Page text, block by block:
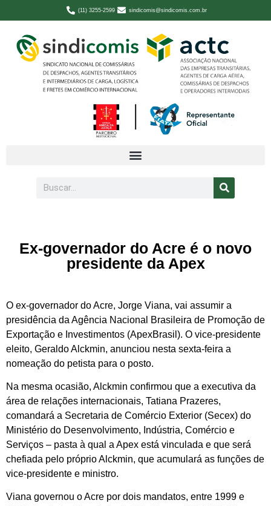
(11) 3255-2599 sindicomis@sindicomis.com.br
Ex-governador do Acre é o novo
presidente da Apex
O ex-governador do Acre, Jorge Viana, vai assumir a
presidência da Agência Nacional Brasileira de Promoção de
Exportação e Investimentos (ApexBrasil). O vice-presidente
eleito, Geraldo Alckmin, anunciou nesta sexta-feira a
nomeação do petista para o posto.
Na mesma ocasião, Alckmin confirmou que a executiva da
área de relações internacionais, Tatiana Prazeres,
comandará a Secretaria de Comércio Exterior (Secex) do
Ministério do Desenvolvimento, Indústria, Comércio e
Serviços – pasta à qual a Apex está vinculada e que será
chefiada pelo próprio Alckmin, que acumulará as funções de
vice-presidente e ministro.
Viana governou o Acre por dois mandatos, entre 1999 e